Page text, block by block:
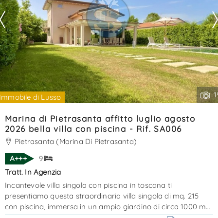
di Lusso
Marina di Pietrasanta affitto luglio agosto
2026 bella villa con piscina - Rif. SA006
Pietrasanta (Marina Di Pietrasanta)
A+++
9
Tratt. In Agenzia
Incantevole villa singola con piscina in toscana ti
presentiamo questa straordinaria villa singola di mq. 215
con piscina, immersa in un ampio giardino di circa 1000 mq,